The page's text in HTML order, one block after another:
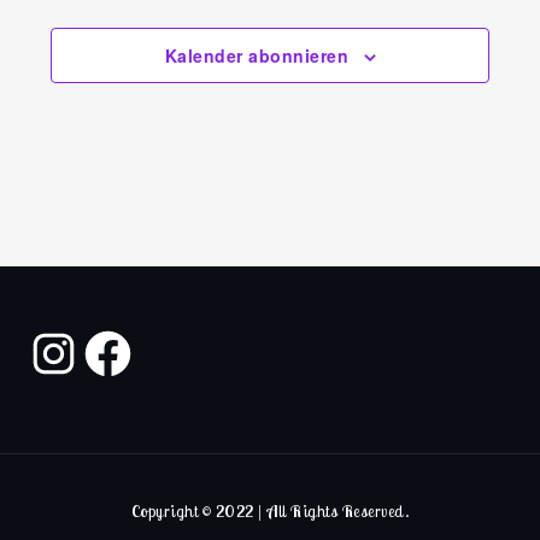
Kalender abonnieren
Copyright © 2022 | All Rights Reserved.